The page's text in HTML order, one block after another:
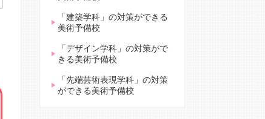
「建築学科」の対策ができる
美術予備校
「デザイン学科」の対策がで
きる美術予備校
「先端芸術表現学科」の対策
ができる美術予備校